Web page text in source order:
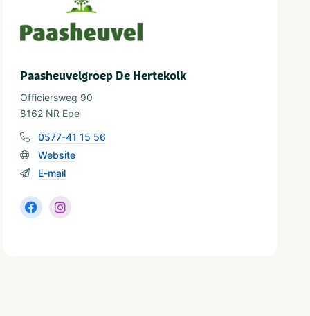
Paasheuvelgroep De Hertekolk
Officiersweg 90
8162 NR Epe
0577-41 15 56
Website
E-mail